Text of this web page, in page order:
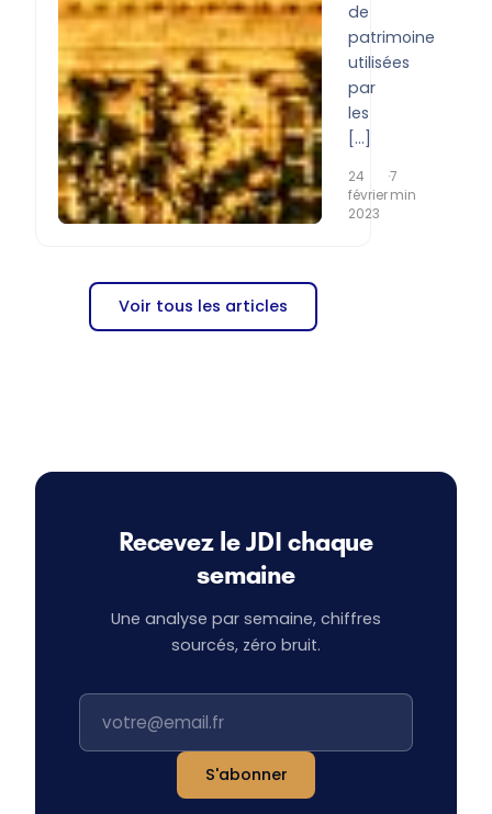
de
patrimoine
utilisées
par
les
[…]
24
février
2023
·7
min
Voir tous les articles
Recevez le JDI chaque
semaine
Une analyse par semaine, chiffres
sourcés, zéro bruit.
S'abonner